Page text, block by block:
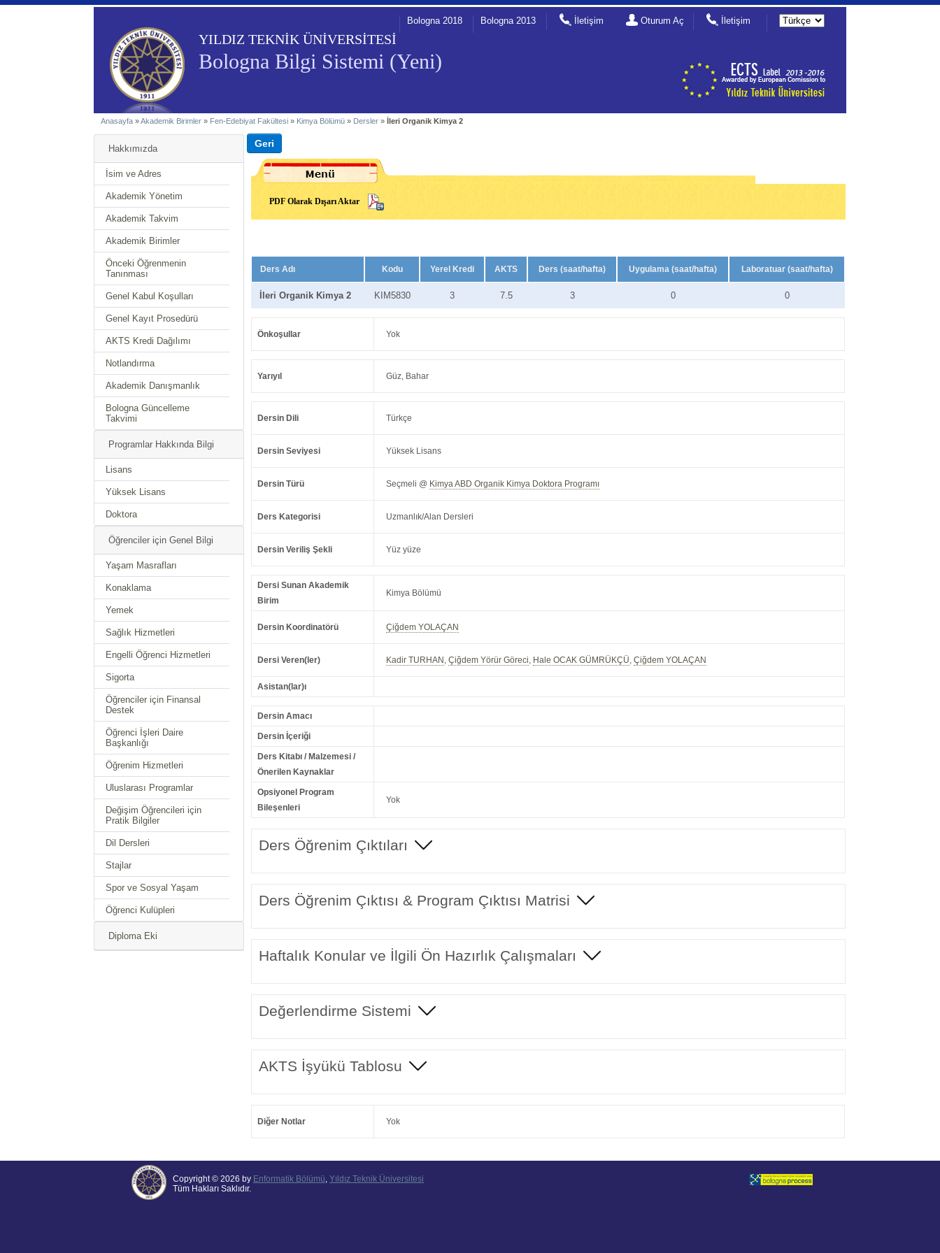
YILDIZ TEKNİK ÜNİVERSİTESİ
Bologna Bilgi Sistemi (Yeni)
Bologna 2018 Bologna 2013 İletişim Oturum Aç İletişim
Anasayfa »Akademik Birimler » Fen-Edebiyat Fakültesi » Kimya Bölümü » Dersler »İleri Organik Kimya 2
Hakkımızda
İsim ve Adres
Akademik Yönetim
Akademik Takvim
Akademik Birimler
Önceki Öğrenmenin
Tanınması
Genel Kabul Koşulları
Genel Kayıt Prosedürü
AKTS Kredi Dağılımı
Notlandırma
Akademik Danışmanlık
Bologna Güncelleme
Takvimi
Programlar Hakkında Bilgi
Lisans
Yüksek Lisans
Doktora
Öğrenciler için Genel Bilgi
Yaşam Masrafları
Konaklama
Yemek
Sağlık Hizmetleri
Engelli Öğrenci Hizmetleri
Sigorta
Öğrenciler için Finansal
Destek
Öğrenci İşleri Daire
Başkanlığı
Öğrenim Hizmetleri
Uluslarası Programlar
Değişim Öğrencileri için
Pratik Bilgiler
Dil Dersleri
Stajlar
Spor ve Sosyal Yaşam
Öğrenci Kulüpleri
Diploma Eki
PDF Olarak Dışarı Aktar
Ders Adı Kodu Yerel Kredi AKTS Ders (saat/hafta) Uygulama (saat/hafta) Laboratuar (saat/hafta)
İleri Organik Kimya 2 KIM5830 3 7.5 3 0 0
Önkoşullar Yok
Yarıyıl Güz, Bahar
Dersin Dili Türkçe
Dersin Seviyesi Yüksek Lisans
Dersin Türü Seçmeli @ Kimya ABD Organik Kimya Doktora Programı
Ders Kategorisi Uzmanlık/Alan Dersleri
Dersin Veriliş Şekli Yüz yüze
Dersi Sunan Akademik
Birim
Kimya Bölümü
Dersin Koordinatörü Çiğdem YOLAÇAN
Dersi Veren(ler) Kadir TURHAN ,Çiğdem Yörür Göreci, Hale OCAK GÜMRÜKÇÜ,Çiğdem YOLAÇAN
Asistan(lar)ı
Dersin Amacı
Dersin İçeriği
Ders Kitabı / Malzemesi /
Önerilen Kaynaklar
Opsiyonel Program
Bileşenleri
Yok
Ders Öğrenim Çıktıları
Ders Öğrenim Çıktısı & Program Çıktısı Matrisi
Haftalık Konular ve İlgili Ön Hazırlık Çalışmaları
Değerlendirme Sistemi
AKTS İşyükü Tablosu
Diğer Notlar Yok
Copyright © 2026 by Enformatik Bölümü, Yıldız Teknik Üniversitesi
Tüm Hakları Saklıdır.